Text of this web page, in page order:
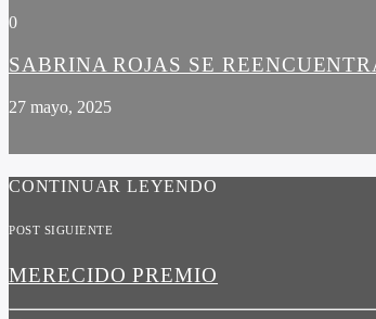
0
SABRINA ROJAS SE
27 mayo, 2025
CONTINUAR LEYENDO
POST SIGUIENTE
MERECIDO PREMIO